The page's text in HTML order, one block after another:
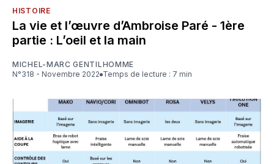
HISTOIRE
La vie et l’œuvre d’Ambroise Paré - 1ère
partie : L’oeil et la main
MICHEL-MARC GENTILHOMME
N°318 - Novembre 2022
Temps de lecture : 7 min